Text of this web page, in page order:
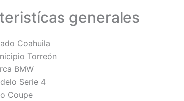
generales
Coahuila
Torreón
BMW
Serie 4
Coupe